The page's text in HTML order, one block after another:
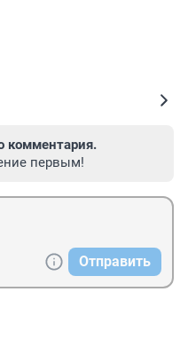
комментария.
первым!
Отправить